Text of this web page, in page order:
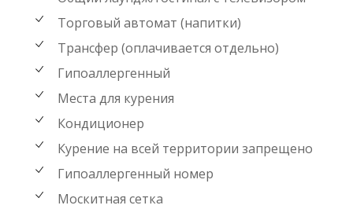
Торговый автомат (напитки)
Трансфер (оплачивается отдельно)
Гипоаллергенный
Места для курения
Кондиционер
Курение на всей территории запрещено
Гипоаллергенный номер
Москитная сетка